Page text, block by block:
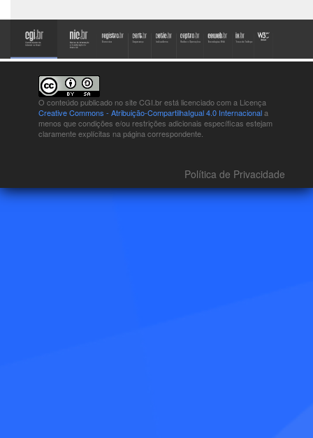
O conteúdo publicado no site CGI.br está licenciado com a Licença
Creative Commons - Atribuição-CompartilhaIgual 4.0 Internacionala
menos que condições e/ou restrições adicionais específicas estejam
claramente explícitas na página correspondente.
Política de Privacidade